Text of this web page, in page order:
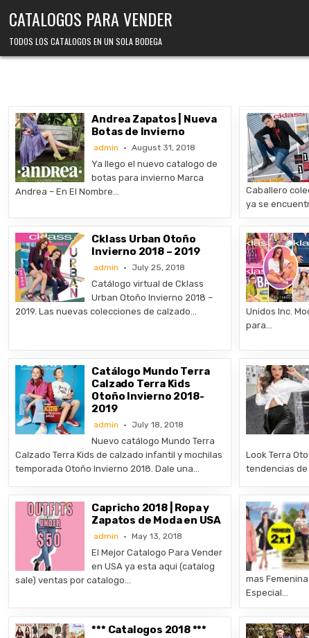
CATALOGOS PARA VENDER
TODOS LOS CATALOGOS EN UN SOLA BODEGA
Andrea Zapatos | Nueva
Botas de Invierno
admin August 31, 2018
Ya llego el nuevo catalogo de
botas para invierno Marca
Andrea – En El Nombre…
Caballero
ya se
Cklass Urban Otoño
Invierno 2018 – 2019
admin July 25, 2018
Catálogo virtual de Cklass
Urban Otoño Invierno 2018 –
2019. Las nuevas colecciones de calzado…
Unidos Inc.
para…
Catálogo Mundo Terra
Calzado Terra Kids
Otoño Invierno 2018-
2019
admin July 18, 2018
Nuevo catálogo Mundo Terra
Calzado Terra Kids de calzado infantil y mochilas
temporada Otoño Invierno 2018. Dale una…
Look Terra
tendencias de
Capricho 2018 | Ropa y
Zapatos de Moda en USA
admin May 13, 2018
El Mejor Catalogo Para Vender
en USA ya esta aqui (catalog
sale) ventas por catalogo…
mas
Especial…
*** Catalogos 2018 ***